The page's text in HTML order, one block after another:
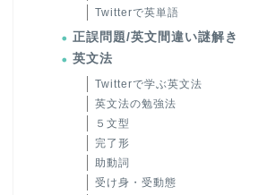
Twitterで英単語
正誤問題/英文間違い謎解き
英文法
Twitterで学ぶ英文法
英文法の勉強法
５文型
完了形
助動詞
受け身・受動態